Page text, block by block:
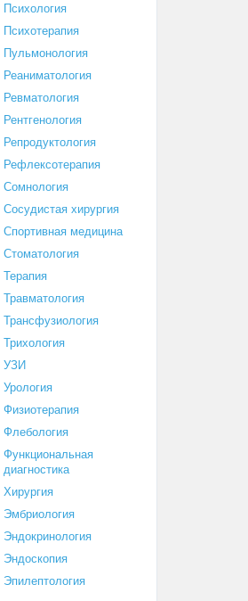
Психология
Психотерапия
Пульмонология
Реаниматология
Ревматология
Рентгенология
Репродуктология
Рефлексотерапия
Сомнология
Сосудистая хирургия
Спортивная медицина
Стоматология
Терапия
Травматология
Трансфузиология
Трихология
УЗИ
Урология
Физиотерапия
Флебология
Функциональная
диагностика
Хирургия
Эмбриология
Эндокринология
Эндоскопия
Эпилептология